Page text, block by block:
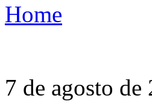
Home
7 de agosto